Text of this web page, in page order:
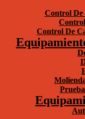
Control De
Control De